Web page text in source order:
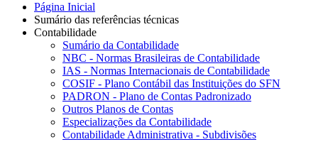
Página Inicial
Sumário das referências técnicas
Contabilidade
Sumário da Contabilidade
NBC - Normas Brasileiras de Contabilidade
IAS - Normas Internacionais de Contabilidade
COSIF - Plano Contábil das Instituições do SFN
PADRON - Plano de Contas Padronizado
Outros Planos de Contas
Especializações da Contabilidade
Contabilidade Administrativa - Subdivisões